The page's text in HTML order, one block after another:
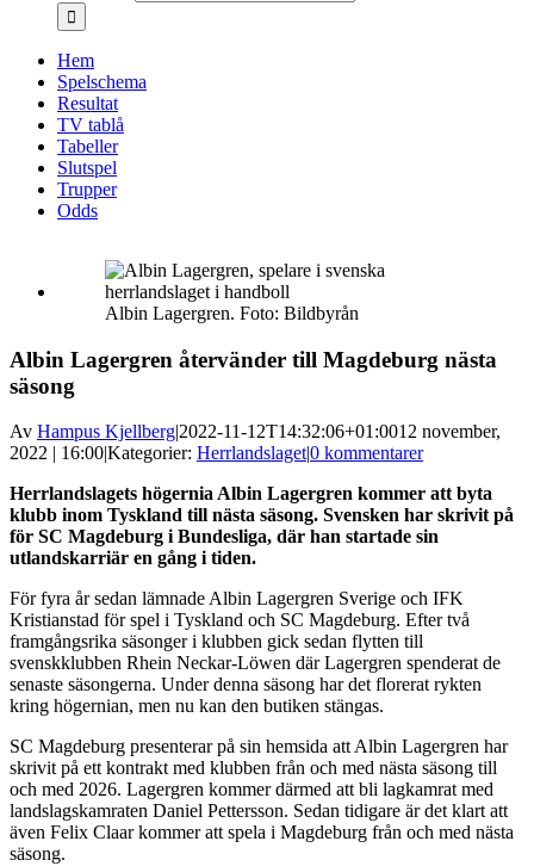
Hem
Spelschema
Resultat
TV tablå
Tabeller
Slutspel
Trupper
Odds
Albin Lagergren. Foto: Bildbyrån
Albin Lagergren återvänder till Magdeburg nästa
säsong
Av Hampus Kjellberg|2022-11-12T14:32:06+01:0012 november,
2022 | 16:00|Kategorier: Herrlandslaget|0 kommentarer
Herrlandslagets högernia Albin Lagergren kommer att byta
klubb inom Tyskland till nästa säsong. Svensken har skrivit på
för SC Magdeburg i Bundesliga, där han startade sin
utlandskarriär en gång i tiden.
För fyra år sedan lämnade Albin Lagergren Sverige och IFK
Kristianstad för spel i Tyskland och SC Magdeburg. Efter två
framgångsrika säsonger i klubben gick sedan flytten till
svenskklubben Rhein Neckar-Löwen där Lagergren spenderat de
senaste säsongerna. Under denna säsong har det florerat rykten
kring högernian, men nu kan den butiken stängas.
SC Magdeburg presenterar på sin hemsida att Albin Lagergren har
skrivit på ett kontrakt med klubben från och med nästa säsong till
och med 2026. Lagergren kommer därmed att bli lagkamrat med
landslagskamraten Daniel Pettersson. Sedan tidigare är det klart att
även Felix Claar kommer att spela i Magdeburg från och med nästa
säsong.